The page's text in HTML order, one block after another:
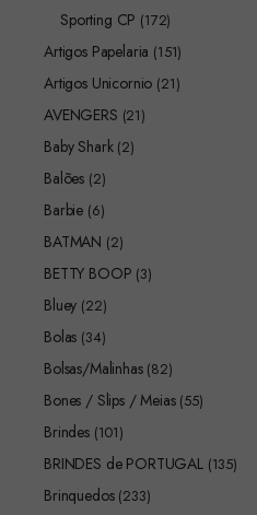
Sporting CP (172)
Artigos Papelaria (151)
Artigos Unicornio (21)
AVENGERS (21)
Baby Shark (2)
Balões (2)
Barbie (6)
BATMAN (2)
BETTY BOOP (3)
Bluey (22)
Bolas (34)
Bolsas/Malinhas (82)
Bones / Slips / Meias (55)
Brindes (101)
BRINDES de PORTUGAL (135)
Brinquedos (233)